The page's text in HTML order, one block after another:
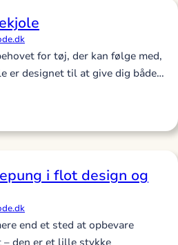
for tøj, der kan følge med,
er designet til at give dig både…
i flot design og
end et sted at opbevare
den er et lille stykke